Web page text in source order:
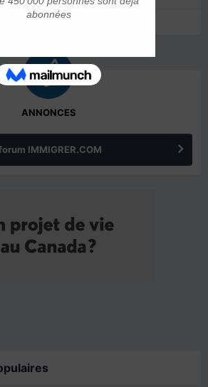
regarde cette page.
ANNONCES
IMMIGRER.COM